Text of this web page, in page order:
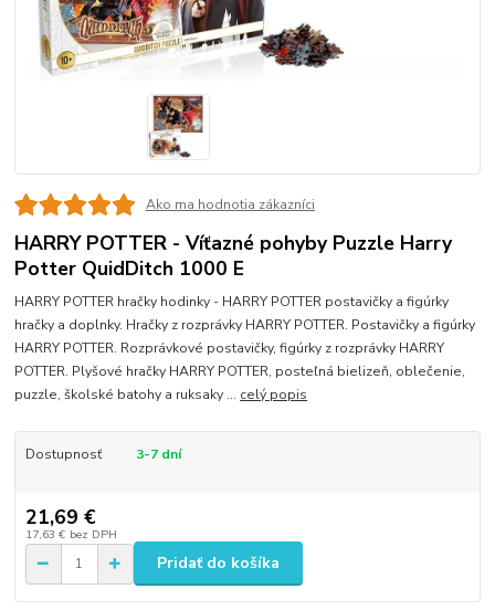
Ako ma hodnotia zákazníci
HARRY POTTER - Víťazné pohyby Puzzle Harry
Potter QuidDitch 1000 E
HARRY POTTER hračky hodinky - HARRY POTTER postavičky a figúrky
hračky a doplnky. Hračky z rozprávky HARRY POTTER. Postavičky a figúrky
HARRY POTTER. Rozprávkové postavičky, figúrky z rozprávky HARRY
POTTER. Plyšové hračky HARRY POTTER, posteľná bielizeň, oblečenie,
puzzle, školské batohy a ruksaky ... celý popis
Dostupnosť 3-7 dní
21,69 €
17,63 € bez DPH
Pridať do košíka